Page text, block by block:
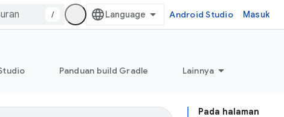
/ Android Studio Masuk
Panduan build Gradle Lainnya
Pada halaman